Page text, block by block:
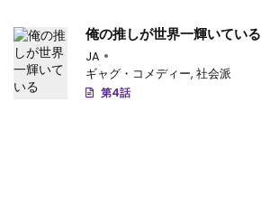
第23.4話: 第23.4話-v57
第23.3話: 第23.3話-v56
俺の推しが世界一輝いている
JA
ギャグ・コメディー, 社会派
第4話